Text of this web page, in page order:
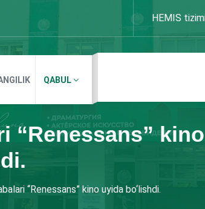
HEMIS
QABUL
“Renessans”
“Renessans” kino uyida bo‘lishdi.